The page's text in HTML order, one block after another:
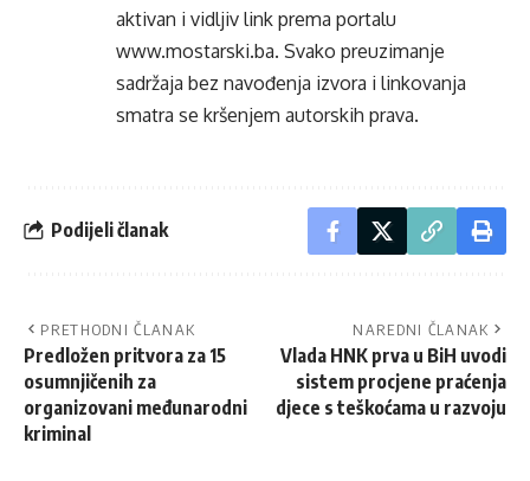
aktivan i vidljiv link prema portalu
www.mostarski.ba. Svako preuzimanje
sadržaja bez navođenja izvora i linkovanja
smatra se kršenjem autorskih prava.
Podijeli članak
PRETHODNI ČLANAK
Predložen pritvora za 15
osumnjičenih za
organizovani međunarodni
kriminal
NAREDNI ČLANAK
Vlada HNK prva u BiH uvodi
sistem procjene praćenja
djece s teškoćama u razvoju